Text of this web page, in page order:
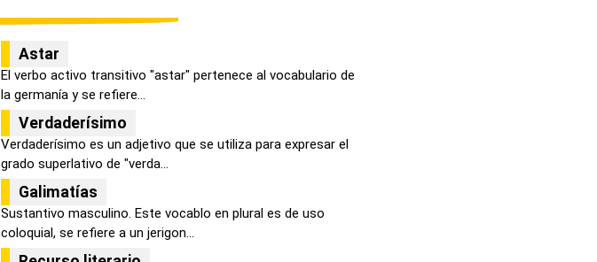
Astar
El verbo activo transitivo "astar" pertenece al vocabulario de
la germanía y se refiere...
Verdaderísimo
Verdaderísimo es un adjetivo que se utiliza para expresar el
grado superlativo de "verda...
Galimatías
Sustantivo masculino. Este vocablo en plural es de uso
coloquial, se refiere a un jerigon...